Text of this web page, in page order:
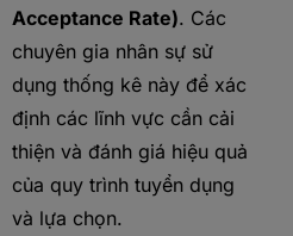
Acceptance Rate). Các
chuyên gia nhân sự sử
dụng thống kê này để xác
định các lĩnh vực cần cải
thiện và đánh giá hiệu quả
của quy trình tuyển dụng
và lựa chọn.